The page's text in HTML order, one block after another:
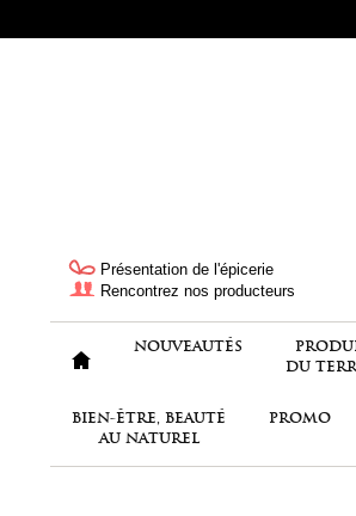
Présentation de l'épicerie
Rencontrez nos producteurs
NOUVEAUTÉS
DU
BIEN-ÊTRE, BEAUTÉ
AU NATUREL
PROMO